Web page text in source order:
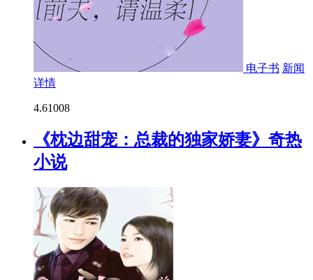
电子书 新闻
详情
4.61008
《枕边甜宠：总裁的独家娇妻》奇热
小说